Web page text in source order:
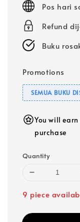
Pos hari
Refund
Buku
Promotions
SEMUA BUKU
You will earn
purchase
Quantity
9 piece